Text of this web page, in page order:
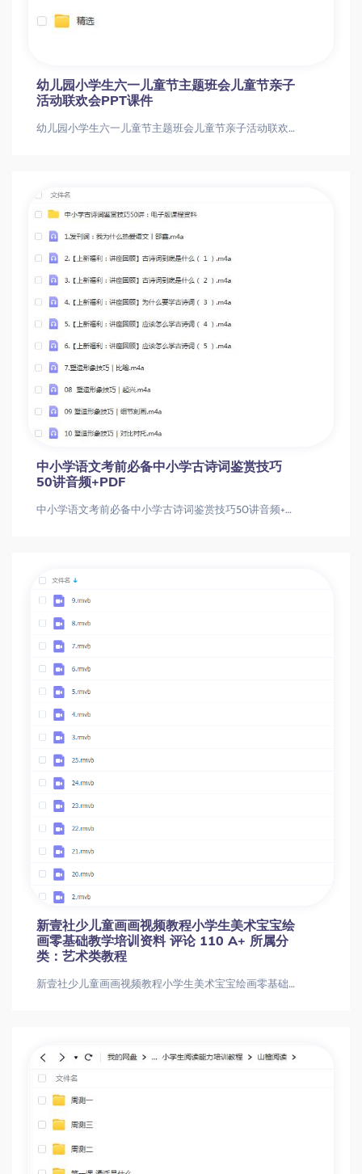
幼儿园小学生六一儿童节主题班会儿童节亲子
活动联欢会PPT课件
幼儿园小学生六一儿童节主题班会儿童节亲子活动联欢会PPT课件幼儿园小学生六一儿童节主题班会儿童节亲子活动联欢会PPT课件
中小学语文考前必备中小学古诗词鉴赏技巧
50讲音频+PDF
中小学语文考前必备中小学古诗词鉴赏技巧50讲音频+PDF中小学语文考前必备中小学古诗词鉴赏技巧50讲音频+PDF
新壹社少儿童画画视频教程小学生美术宝宝绘
画零基础教学培训资料 评论 110 A+ 所属分
类：艺术类教程
新壹社少儿童画画视频教程小学生美术宝宝绘画零基础教学培训资料 评论 110 A+ 所属分类：艺术类教程新壹社少儿童画画视频教程小